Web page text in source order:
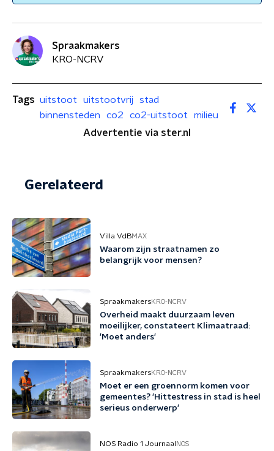
Spraakmakers
KRO-NCRV
Tags uitstoot uitstootvrij
stad
binnensteden
co2 co2-uitstoot
milieu
Advertentie via ster.nl
Gerelateerd
Villa VdBMAX
Waarom zijn straatnamen zo
belangrijk voor mensen?
SpraakmakersKRO-NCRV
Overheid maakt duurzaam leven
moeilijker, constateert Klimaatraad:
'Moet anders'
SpraakmakersKRO-NCRV
Moet er een groennorm komen voor
gemeentes? 'Hittestress in stad is heel
serieus onderwerp'
NOS Radio 1 Journaal NOS